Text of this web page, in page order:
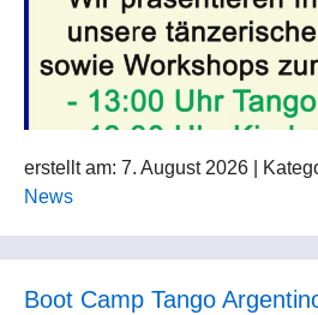
erstellt am: 7. August 2026 |
News
Boot Camp Tango